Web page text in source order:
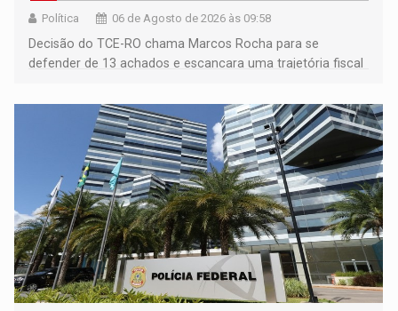
Política 06 de Agosto de 2026 às 09:58
Decisão do TCE-RO chama Marcos Rocha para se
defender de 13 achados e escancara uma trajetória fiscal
mandato